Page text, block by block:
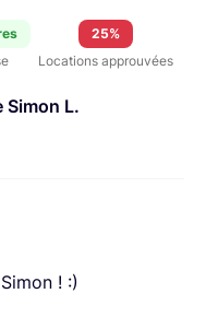
25%
Locations approuvées
Simon L.
! :)